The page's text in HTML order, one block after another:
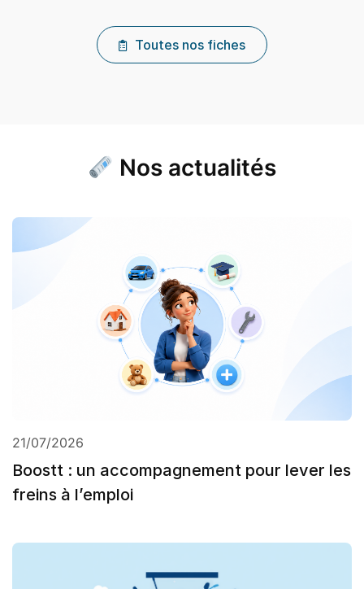
Toutes nos fiches
Nos actualités
21/07/2026
Boostt : un accompagnement pour lever les
freins à l’emploi